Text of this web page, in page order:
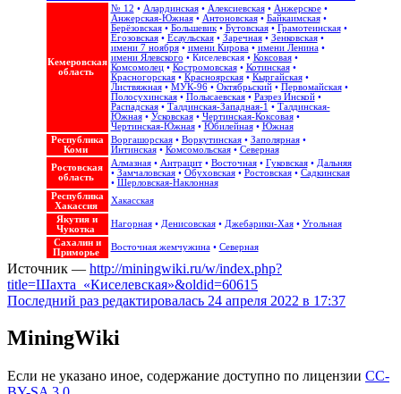
Кемеровская
область
№ 12 • Алардинская• Алексиевская• Анжерское•
Анжерская-Южная• Антоновская• Байкаимская•
Берёзовская• Большевик• Бутовская• Грамотеинская•
Егозовская• Есаульская• Заречная• Зенковская•
имени 7 ноября• имени Кирова• имени Ленина•
имени Ялевского • Киселевская• Коксовая•
Комсомолец• Костромовская• Котинская•
Красногорская• Красноярская• Кыргайская•
Листвяжная• МУК-96• Октябрьский• Первомайская•
Полосухинская• Полысаевская• Разрез Инской•
Распадская• Талдинская-Западная-1 • Талдинская-
Южная• Усковская• Чертинская-Коксовая•
Чертинская-Южная• Юбилейная• Южная
Республика
Коми
Воргашорская• Воркутинская• Заполярная•
Интинская• Комсомольская• Северная
Ростовская
область
Алмазная• Антрацит• Восточная• Гуковская• Дальняя
• Замчаловская• Обуховская• Ростовская• Садкинская
• Шерловская-Наклонная
Республика
Хакассия
Хакасская
Якутия и
Чукотка
Нагорная• Денисовская• Джебарики-Хая• Угольная
Сахалин и
Приморье
Восточная жемчужина‎• Северная
Источник — http://miningwiki.ru/w/index.php?
title=Шахта_«Киселевская»&oldid=60615
Последний раз редактировалась 24 апреля 2022 в 17:37
MiningWiki
Если не указано иное, содержание доступно по лицензии CC-